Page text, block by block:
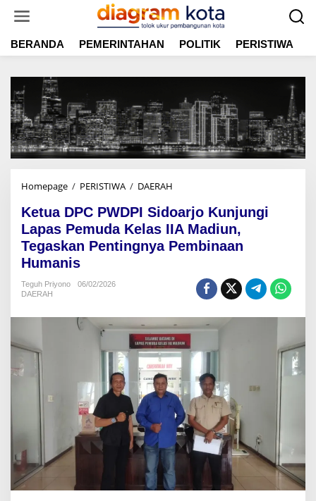
t
BERANDA PEMERINTAHAN POLITIK PERISTIWA
Homepage / PERISTIWA / DAERAH
t
u
a
D
D
P
I
S
i
d
o
a
o
K
u
n
Ketua DPC PWDPI Sidoarjo Kunjungi
Lapas Pemuda Kelas IIA Madiun,
Tegaskan Pentingnya Pembinaan
Humanis
Teguh Priyono
06/02/2026
DAERAH